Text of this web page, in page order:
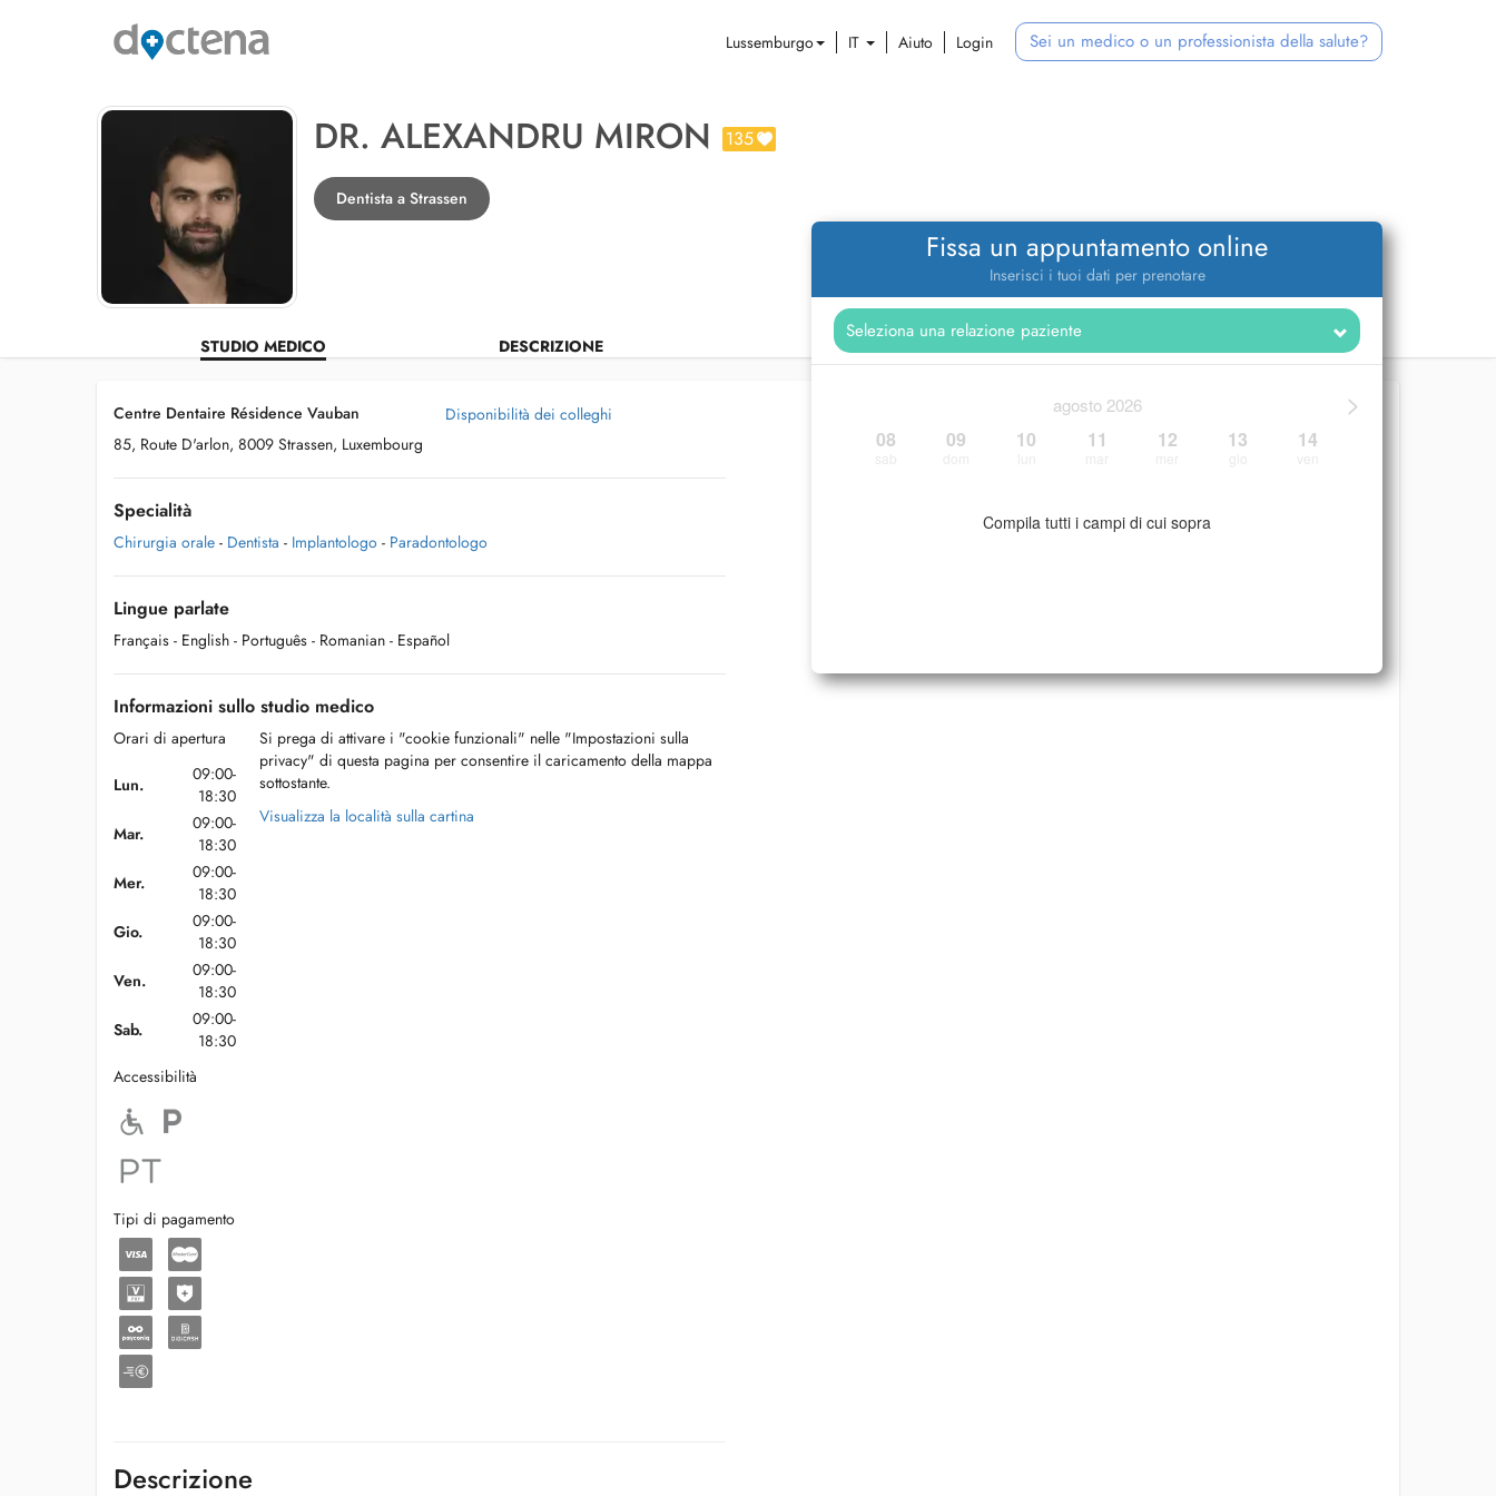
Lussemburgo IT Aiuto Login Sei un medico o un professionista della salute?
DR. ALEXANDRU MIRON 135
Dentista a Strassen
STUDIO MEDICO DESCRIZIONE
Fissa un appuntamento online
Inserisci i tuoi dati per prenotare
>
agosto 2026
08 09 10 11 12 13 14
Compila tutti i campi di cui sopra
Centre Dentaire Résidence Vauban
85, Route D'arlon, 8009 Strassen, Luxembourg
Disponibilità dei colleghi
Specialità
Chirurgia orale - Dentista - Implantologo - Paradontologo
Lingue parlate
Français - English - Português - Romanian - Español
Informazioni sullo studio medico
Orari di apertura
Lun.
09:00-
18:30
Mar.
09:00-
18:30
Mer.
09:00-
18:30
Gio.
09:00-
18:30
Ven.
09:00-
18:30
Sab.
09:00-
18:30
Accessibilità
Tipi di pagamento
Si prega di attivare i "cookie funzionali" nelle "Impostazioni sulla
privacy" di questa pagina per consentire il caricamento della mappa
sottostante.
Visualizza la località sulla cartina
Descrizione